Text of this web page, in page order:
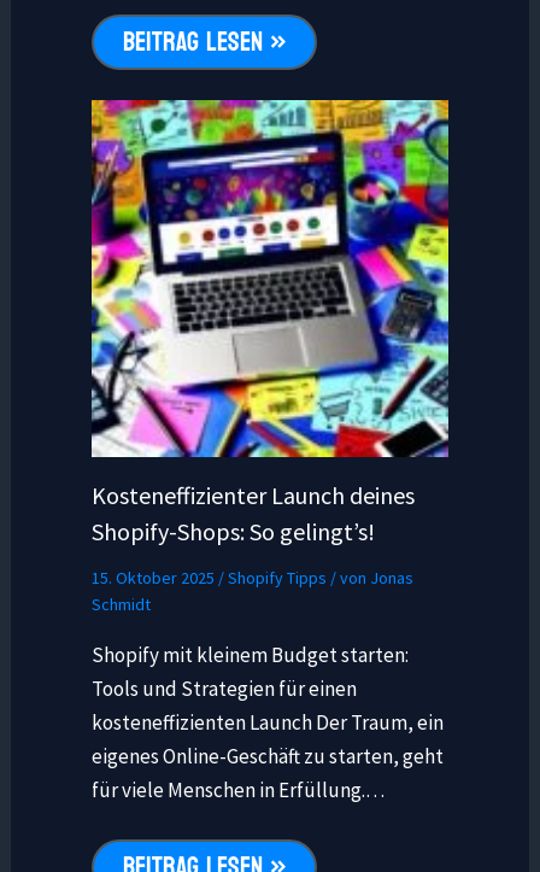
BEITRAG LESEN »
Kosteneffizienter Launch deines
Shopify-Shops: So gelingt’s!
15. Oktober 2025 /Shopify Tipps / von Jonas
Schmidt
Shopify mit kleinem Budget starten:
Tools und Strategien für einen
kosteneffizienten Launch Der Traum, ein
eigenes Online-Geschäft zu starten, geht
für viele Menschen in Erfüllung.…